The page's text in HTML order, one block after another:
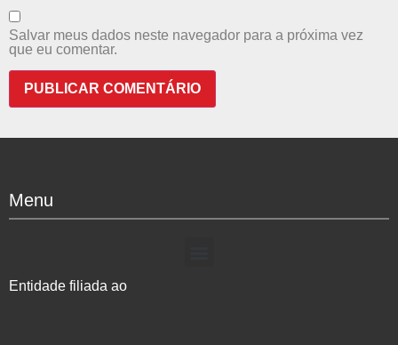
Salvar meus dados neste navegador para a próxima vez
que eu comentar.
Menu
Entidade filiada ao